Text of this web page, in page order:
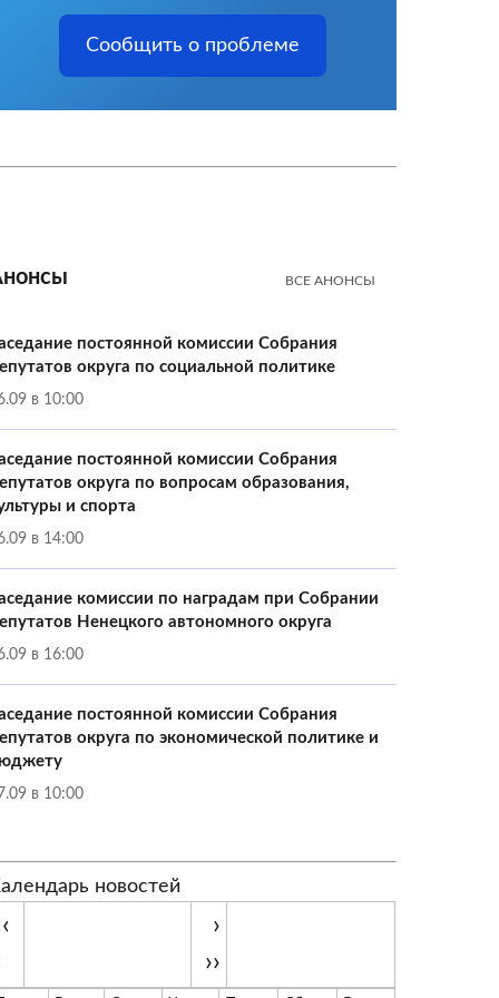
Сообщить о проблеме
ВСЕ АНОНСЫ
постоянной комиссии Собрания
округа по социальной политике
в 10:00
постоянной комиссии Собрания
округа по вопросам образования,
и спорта
в 14:00
комиссии по наградам при Собрании
Ненецкого автономного округа
в 16:00
постоянной комиссии Собрания
округа по экономической политике и
в 10:00
новостей
›
››